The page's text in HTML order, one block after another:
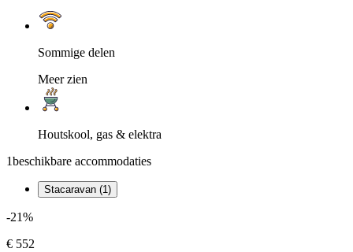
Sommige delen
Meer zien
Houtskool, gas & elektra
1beschikbare accommodaties
Stacaravan (1)
-21%
€ 552